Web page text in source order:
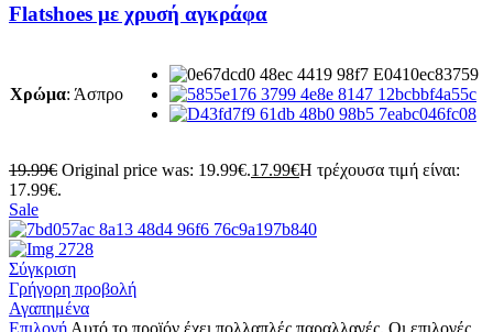
Flatshoes με χρυσή αγκράφα
Χρώμα: Άσπρο
19.99€ Original price was: 19.99€.17.99€Η τρέχουσα τιμή είναι:
17.99€.
Sale
Σύγκριση
Γρήγορη προβολή
Αγαπημένα